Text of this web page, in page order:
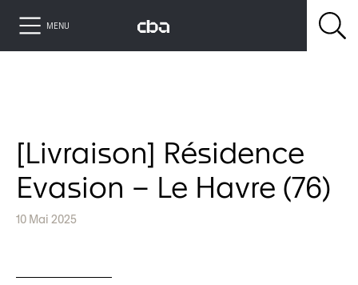
MENU
[Livraison] Résidence
Evasion – Le Havre (76)
10 Mai 2025